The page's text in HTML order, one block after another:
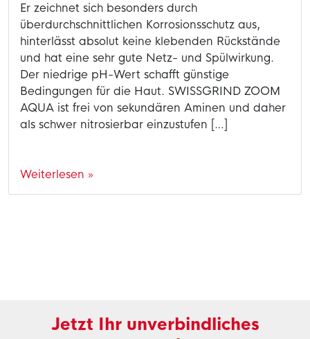
Er zeichnet sich besonders durch
überdurchschnittlichen Korrosionsschutz aus,
hinterlässt absolut keine klebenden Rückstände
und hat eine sehr gute Netz- und Spülwirkung.
Der niedrige pH-Wert schafft günstige
Bedingungen für die Haut. SWISSGRIND ZOOM
AQUA ist frei von sekundären Aminen und daher
als schwer nitrosierbar einzustufen […]
Weiterlesen »
Jetzt Ihr unverbindliches